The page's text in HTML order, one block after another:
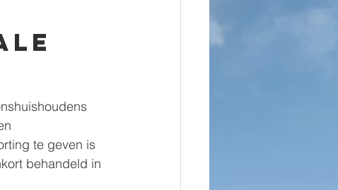
te geven is
behandeld in